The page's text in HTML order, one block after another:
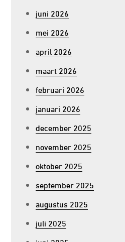
juni 2026
mei 2026
april 2026
maart 2026
februari 2026
januari 2026
december 2025
november 2025
oktober 2025
september 2025
augustus 2025
juli 2025